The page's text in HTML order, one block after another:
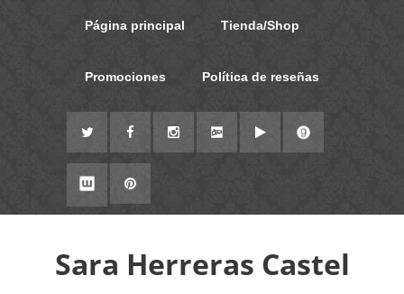
Página principal Tienda/Shop
Promociones Política de reseñas
Sara Herreras Castel